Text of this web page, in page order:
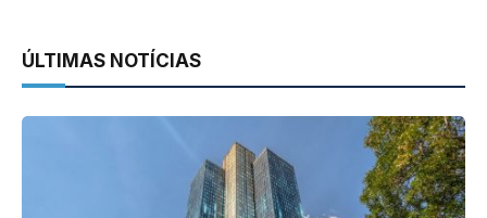
ÚLTIMAS NOTÍCIAS